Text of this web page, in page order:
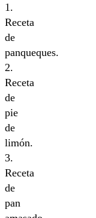
1.
Receta
de
panqueques.
2.
Receta
de
pie
de
limón.
3.
Receta
de
pan